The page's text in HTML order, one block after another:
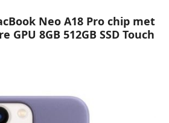
Neo A18 Pro chip met
GPU 8GB 512GB SSD Touch